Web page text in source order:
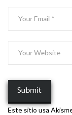
Este sitio usa